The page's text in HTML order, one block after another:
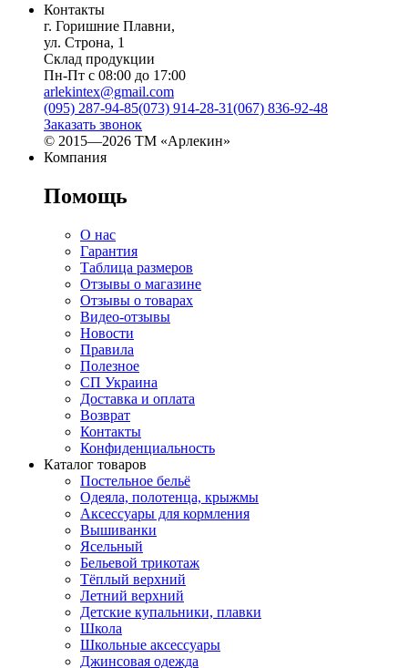
Контакты
г. Горишние Плавни,
ул. Строна, 1
Склад продукции
Пн-Пт с 08:00 до 17:00
arlekintex@gmail.com
(095) 287-94-85(073) 914-28-31(067) 836-92-48
Заказать звонок
© 2015—2026 ТМ «Арлекин»
Компания
Помощь
О нас
Гарантия
Таблица размеров
Отзывы о магазине
Отзывы о товарах
Видео-отзывы
Новости
Правила
Полезное
СП Украина
Доставка и оплата
Возврат
Контакты
Конфиденциальность
Каталог товаров
Постельное бельё
Одеяла, полотенца, крыжмы
Аксессуары для кормления
Вышиванки
Ясельный
Бельевой трикотаж
Тёплый верхний
Летний верхний
Детские купальники, плавки
Школа
Школьные аксессуары
Джинсовая одежда